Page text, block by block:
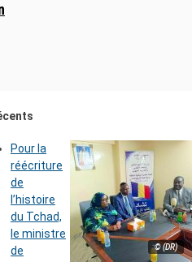
© (DR)
Pour la
réécriture
de
l’histoire
du Tchad,
le ministre
de